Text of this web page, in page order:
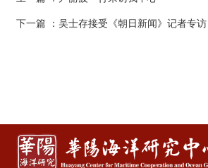
下一篇 ：吴士存接受《朝日新闻》记者专访